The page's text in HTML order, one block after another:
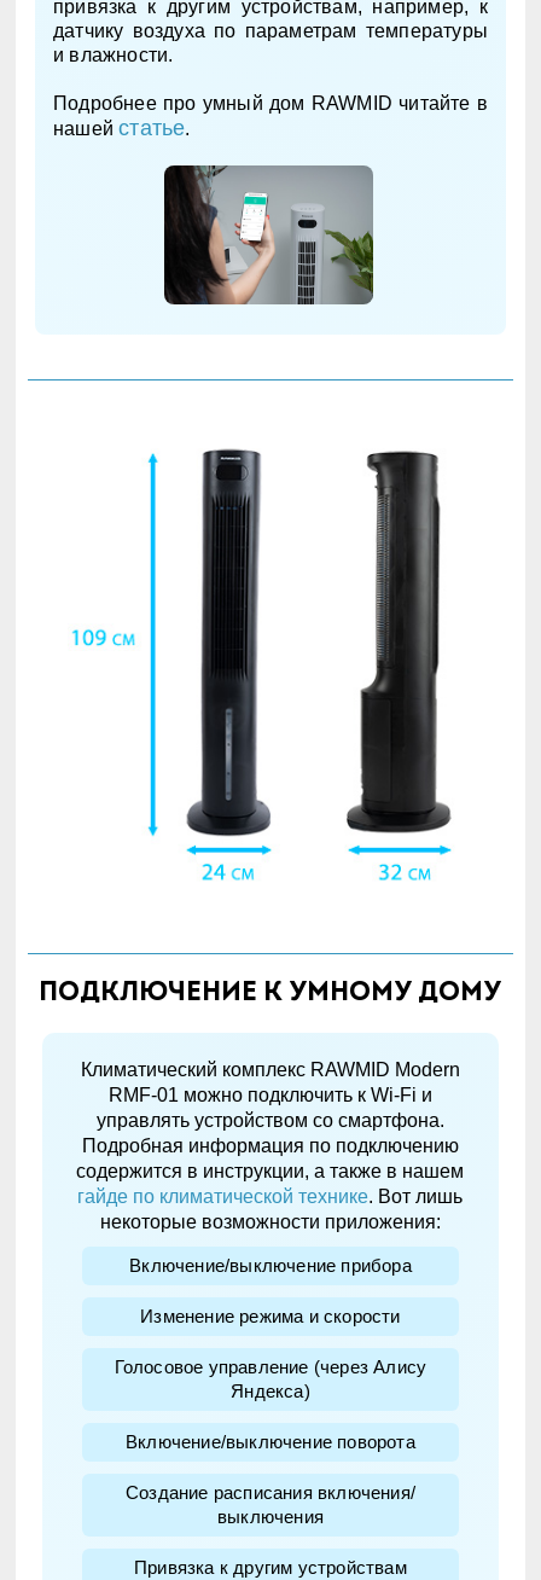
привязка к другим устройствам, например, к
датчику воздуха по параметрам температуры
и влажности.
Подробнее про умный дом RAWMID читайте в
нашейстатье.
Подключение к умному дому
Климатический комплекс RAWMID Modern
RMF-01 можно подключить к Wi-Fi и
управлять устройством со смартфона.
Подробная информация по подключению
содержится в инструкции, а также в нашем
гайде по климатической технике. Вот лишь
некоторые возможности приложения:
Включение/выключение прибора
Изменение режима и скорости
Голосовое управление (через Алису
Яндекса)
Включение/выключение поворота
Создание расписания включения/
выключения
Привязка к другим устройствам